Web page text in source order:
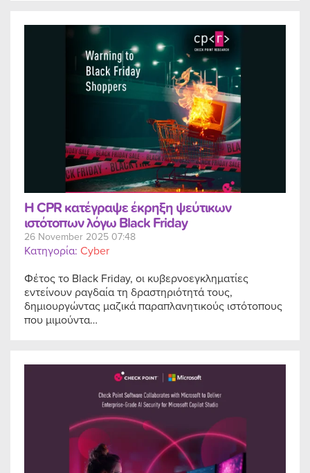
Η CPR κατέγραψε έκρηξη ψεύτικων
ιστότοπων λόγω Black Friday
26 November 2025 07:48
Κατηγορία: Cyber
Φέτος το Black Friday, οι κυβερνοεγκληματίες
εντείνουν ραγδαία τη δραστηριότητά τους,
δημιουργώντας μαζικά παραπλανητικούς ιστότοπους
που μιμούντα…